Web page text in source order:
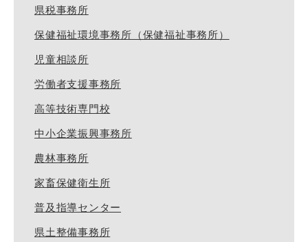
県税事務所
保健福祉環境事務所（保健福祉事務所）
児童相談所
労働者支援事務所
高等技術専門校
中小企業振興事務所
農林事務所
家畜保健衛生所
普及指導センター
県土整備事務所